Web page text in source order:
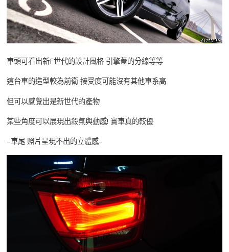
車頭可看出新F世代的設計風格 引擎蓋的分線等等
這台車的造型較為前衛 接受度可能沒有其他車系高
但可以感覺出是新世代的產物
某些角度可以展現出殺氣與動感! 實車真的較優
–車尾 照片呈現不出的立體感–